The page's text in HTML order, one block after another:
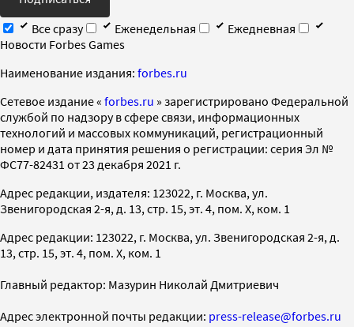
Все сразу
Еженедельная
Ежедневная
Новости Forbes Games
Наименование издания: forbes.ru
Cетевое издание « forbes.ru » зарегистрировано Федеральной
службой по надзору в сфере связи, информационных
технологий и массовых коммуникаций, регистрационный
номер и дата принятия решения о регистрации: серия Эл №
ФС77-82431 от 23 декабря 2021 г.
Адрес редакции, издателя: 123022, г. Москва, ул.
Звенигородская 2-я, д. 13, стр. 15, эт. 4, пом. X, ком. 1
Адрес редакции: 123022, г. Москва, ул. Звенигородская 2-я, д.
13, стр. 15, эт. 4, пом. X, ком. 1
Главный редактор: Мазурин Николай Дмитриевич
Адрес электронной почты редакции: press-release@forbes.ru